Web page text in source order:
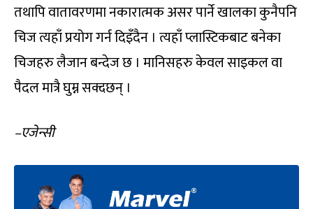
तथापि वातावरणमा नकारात्मक असर पार्ने खालका कुनैपनि
चिज त्यहाँ प्रयोग गर्न दिइँदैन । त्यहाँ प्लास्टिकबाट बनेका
चिजहरु लैजान बन्देज छ । मानिसहरु केवल साइकल वा
पैदल मात्रै घुम्न सक्दछन् ।
–एजेन्सी